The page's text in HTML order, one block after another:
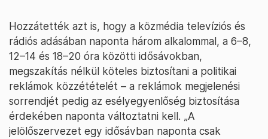
Hozzátették azt is, hogy a közmédia televíziós és
rádiós adásában naponta három alkalommal, a 6–8,
12–14 és 18–20 óra közötti idősávokban,
megszakítás nélkül köteles biztosítani a politikai
reklámok közzétételét – a reklámok megjelenési
sorrendjét pedig az esélyegyenlőség biztosítása
érdekében naponta változtatni kell. „A
jelölőszervezet egy idősávban naponta csak